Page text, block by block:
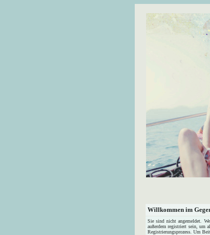
Willkommen im
Sie sind nicht angemeldet.
außerdem registriert sein, um
Registrierungsprozess. Um